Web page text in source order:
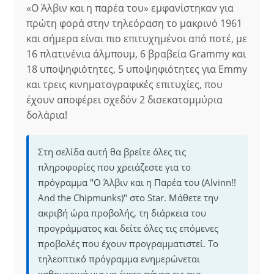
«Ο Άλβιν και η παρέα του» εμφανίστηκαν για
πρώτη φορά στην τηλεόραση το μακρινό 1961
και σήμερα είναι πιο επιτυχημένοι από ποτέ, με
16 πλατινένια άλμπουμ, 6 βραβεία Grammy και
18 υποψηφιότητες, 5 υποψηφιότητες για Emmy
και τρεις κινηματογραφικές επιτυχίες, που
έχουν αποφέρει σχεδόν 2 δισεκατομμύρια
δολάρια!
Στη σελίδα αυτή θα βρείτε όλες τις
πληροφορίες που χρειάζεστε για το
πρόγραμμα "Ο Άλβιν και η Παρέα του (Alvinn!!
And the Chipmunks)" στο Star. Μάθετε την
ακριβή ώρα προβολής, τη διάρκεια του
προγράμματος και δείτε όλες τις επόμενες
προβολές που έχουν προγραμματιστεί. Το
τηλεοπτικό πρόγραμμα ενημερώνεται